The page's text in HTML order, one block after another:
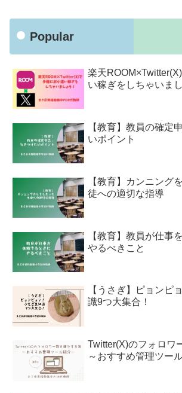
Popular
楽天
い稼ぎをしちゃいま
【教育】教員の確定
いポイント
【教育】カンニング
徒への適切な指導
【教育】教員が仕事
やるべきこと
【うさぎ】ピョンピ
識9つ大集合！
Twitter(X)のフォロワ
～おすすめ管理ツー